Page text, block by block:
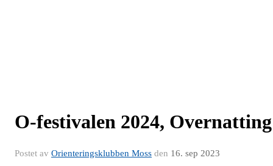
O-festivalen 2024, Overnatting
Postet av Orienteringsklubben Moss den 16. sep 2023